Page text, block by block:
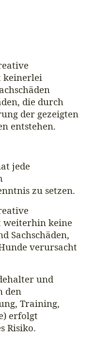
keinerlei
die durch
der gezeigten
entstehen.
jede
zu setzen.
weiterhin keine
Sachschäden,
verursacht
und
den
Training,
erfolgt
Risiko.